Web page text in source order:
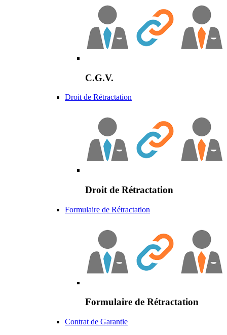
C.G.V.
Droit de Rétractation
Droit de Rétractation
Formulaire de Rétractation
Formulaire de Rétractation
Contrat de Garantie